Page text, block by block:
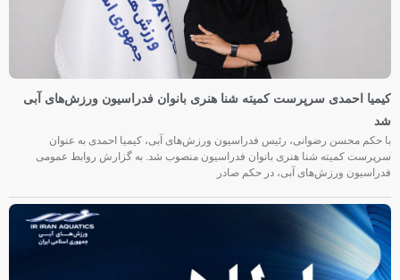
کیمیا احمدی سرپرست کمیته شنا هنری بانوان فدراسیون ورزش‌های آبی
شد
با حکم محسن رضوانی، رئیس فدراسیون ورزش‌های آبی، کیمیا احمدی به عنوان
سرپرست کمیته شنا هنری بانوان فدراسیون منصوب شد. به گزارش روابط عمومی
فدراسیون ورزش‌های آبی، در حکم صادر